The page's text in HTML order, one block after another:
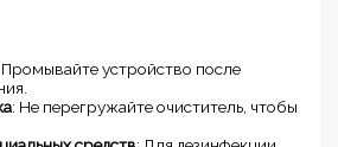
Промывайте устройство после
: Не перегружайте очиститель, чтобы